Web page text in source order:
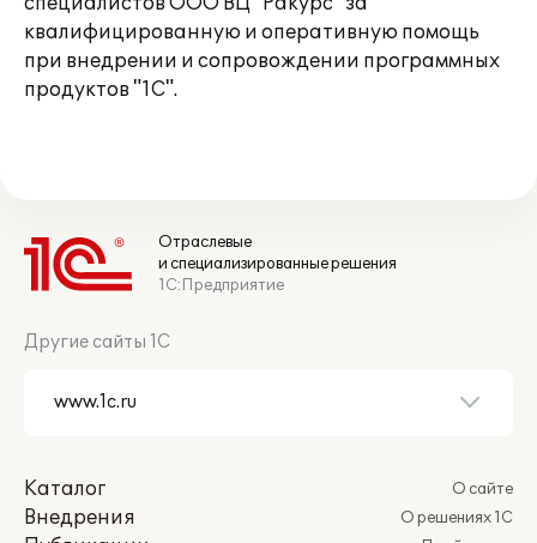
квалифицированную и оперативную помощь
при внедрении и сопровождении программных
продуктов "1С".
Отраслевые
и специализированные решения
1С:Предприятие
Другие сайты 1С
Каталог
Внедрения
О сайте
О решениях 1С